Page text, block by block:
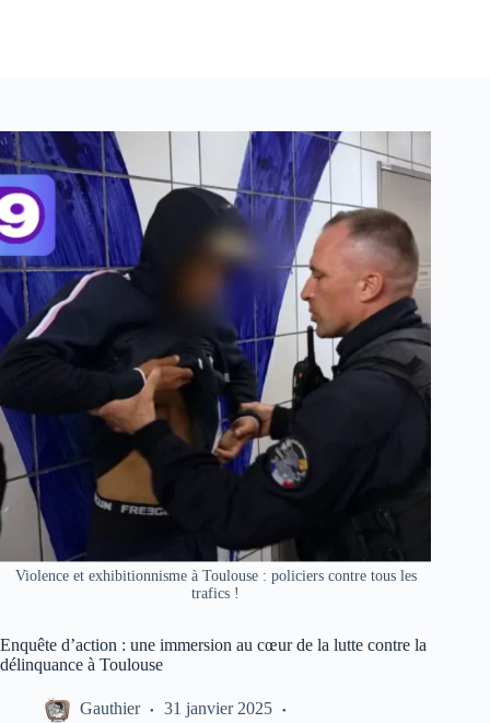
Violence et exhibitionnisme à Toulouse : policiers contre tous les
trafics !
Enquête d’action : une immersion au cœur de la lutte contre la
délinquance à Toulouse
Gauthier
31 janvier 2025